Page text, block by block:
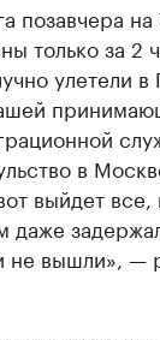
позавчера на
только за 2
улетели в
в
выйдет все,
даже
не вышли», —